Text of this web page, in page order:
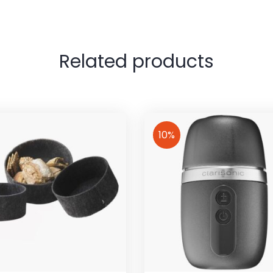
Related products
10%